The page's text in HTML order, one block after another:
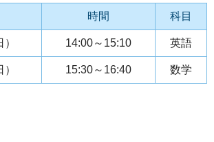
時間 科目
14:00～15:10 英語
15:30～16:40
数学